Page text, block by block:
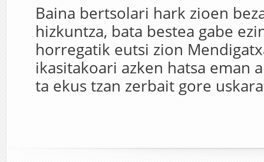
Baina bertsolari hark zioen
hizkuntza, bata bestea gabe
horregatik eutsi zion
ikasitakoari azken hatsa eman
ta ekus tzan zerbait gore